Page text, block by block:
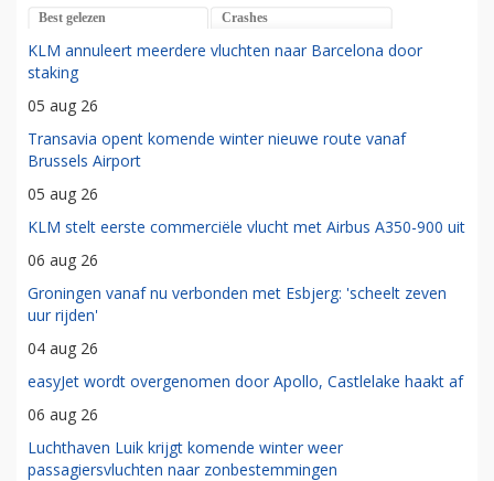
Best gelezen Crashes
KLM annuleert meerdere vluchten naar Barcelona door
staking
05 aug 26
Transavia opent komende winter nieuwe route vanaf
Brussels Airport
05 aug 26
KLM stelt eerste commerciële vlucht met Airbus A350-900 uit
06 aug 26
Groningen vanaf nu verbonden met Esbjerg: 'scheelt zeven
uur rijden'
04 aug 26
easyJet wordt overgenomen door Apollo, Castlelake haakt af
06 aug 26
Luchthaven Luik krijgt komende winter weer
passagiersvluchten naar zonbestemmingen